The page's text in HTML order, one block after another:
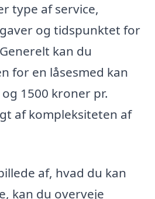
type af service,
og tidspunktet for
kan du
for en låsesmed kan
1500 kroner pr.
af kompleksiteten af
af, hvad du kan
kan du overveje